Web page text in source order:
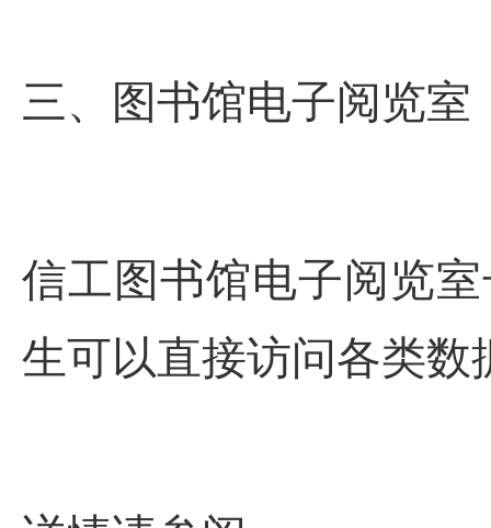
三、 图书馆电子阅览室
信工图书馆电子阅览
生可以直接访问各类数